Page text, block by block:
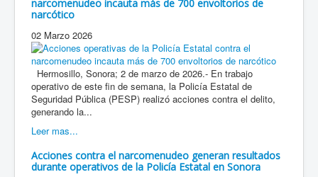
narcomenudeo incauta más de 700 envoltorios de
narcótico
02 Marzo 2026
Hermosillo, Sonora; 2 de marzo de 2026.- En trabajo
operativo de este fin de semana, la Policía Estatal de
Seguridad Pública (PESP) realizó acciones contra el delito,
generando la...
Leer mas...
Acciones contra el narcomenudeo generan resultados
durante operativos de la Policía Estatal en Sonora